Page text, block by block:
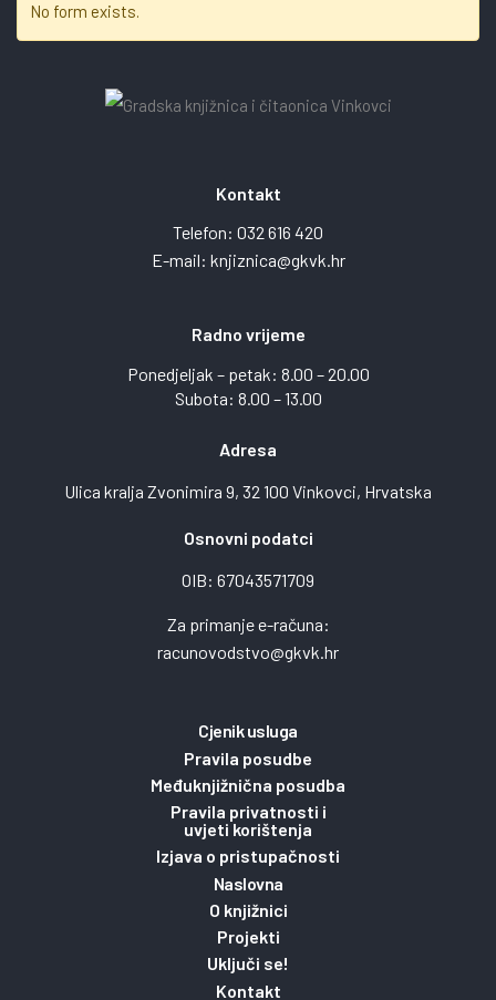
No form exists.
Kontakt
Telefon: 032 616 420
E-mail: knjiznica@gkvk.hr
Radno vrijeme
Ponedjeljak – petak: 8.00 – 20.00
Subota: 8.00 – 13.00
Adresa
Ulica kralja Zvonimira 9, 32 100 Vinkovci, Hrvatska
Osnovni podatci
OIB: 67043571709
Za primanje e-računa:
racunovodstvo@gkvk.hr
Cjenik usluga
Pravila posudbe
Međuknjižnična posudba
Pravila privatnosti i
uvjeti korištenja
Izjava o pristupačnosti
Naslovna
O knjižnici
Projekti
Uključi se!
Kontakt